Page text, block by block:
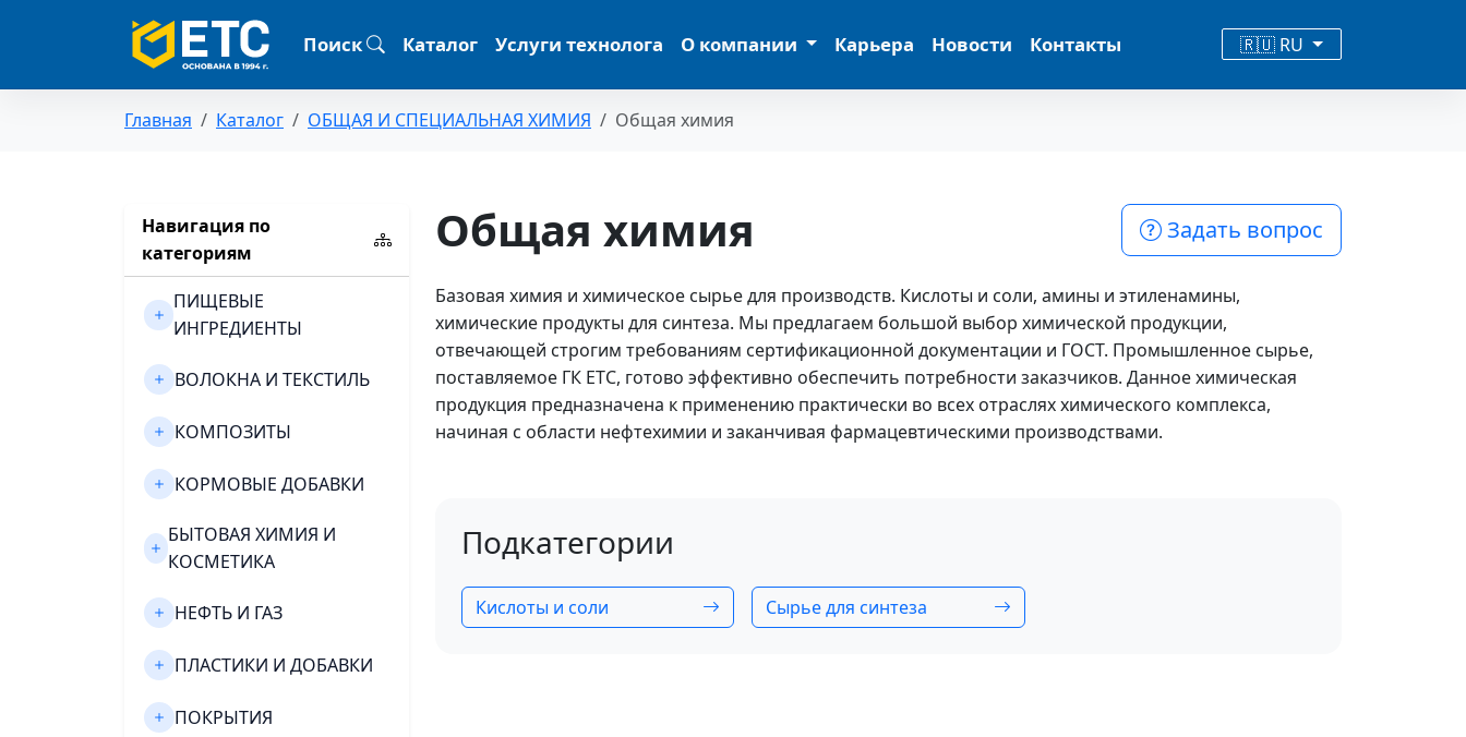
Поиск Каталог Услуги технолога О компании Карьера Новости Контакты 🇷🇺 RU
Главная Каталог ОБЩАЯ И СПЕЦИАЛЬНАЯ ХИМИЯ Общая химия
Навигация по
категориям
ПИЩЕВЫЕ
ИНГРЕДИЕНТЫ
ВОЛОКНА И ТЕКСТИЛЬ
КОМПОЗИТЫ
КОРМОВЫЕ ДОБАВКИ
БЫТОВАЯ ХИМИЯ И
КОСМЕТИКА
НЕФТЬ И ГАЗ
ПЛАСТИКИ И ДОБАВКИ
ПОКРЫТИЯ
Общая химия Задать вопрос
Базовая химия и химическое сырье для производств. Кислоты и соли, амины и этиленамины,
химические продукты для синтеза. Мы предлагаем большой выбор химической продукции,
отвечающей строгим требованиям сертификационной документации и ГОСТ. Промышленное сырье,
поставляемое ГК ЕТС, готово эффективно обеспечить потребности заказчиков. Данное химическая
продукция предназначена к применению практически во всех отраслях химического комплекса,
начиная с области нефтехимии и заканчивая фармацевтическими производствами.
Подкатегории
Кислоты и соли Сырье для синтеза